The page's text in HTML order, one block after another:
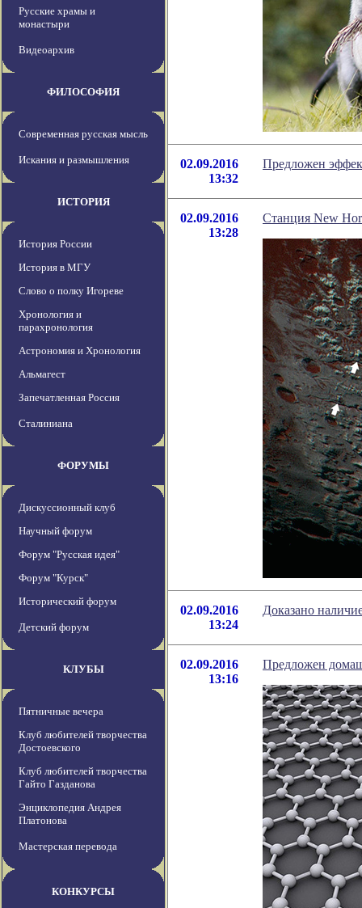
Русские храмы и
монастыри
Видеоархив
ФИЛОСОФИЯ
Современная русская мысль
Искания и размышления
ИСТОРИЯ
История России
История в МГУ
Слово о полку Игореве
Хронология и
парахронология
Астрономия и Хронология
Альмагест
Запечатленная Россия
Сталиниана
ФОРУМЫ
Дискуссионный клуб
Научный форум
Форум "Русская идея"
Форум "Курск"
Исторический форум
Детский форум
КЛУБЫ
Пятничные вечера
Клуб любителей творчества
Достоевского
Клуб любителей творчества
Гайто Газданова
Энциклопедия Андрея
Платонова
Мастерская перевода
КОНКУРСЫ
02.09.2016
13:32
Предложен
02.09.2016
13:28
Станция New
02.09.2016
13:24
Доказано
02.09.2016
13:16
Предложен